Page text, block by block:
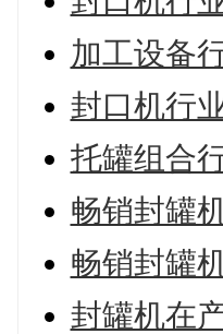
加工设备
封口机行
托罐组合
畅销封罐
畅销封罐
封罐机在